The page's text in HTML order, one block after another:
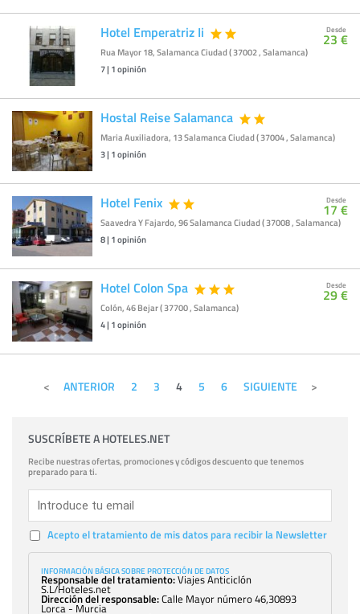
Hotel Emperatriz Ii
Rua Mayor 18, Salamanca Ciudad ( 37002 , Salamanca)
7| 1opinión
Desde
23 €
Hostal Reise Salamanca
Maria Auxiliadora, 13 Salamanca Ciudad ( 37004 , Salamanca)
3| 1opinión
Hotel Fenix
Saavedra Y Fajardo, 96 Salamanca Ciudad ( 37008 , Salamanca)
8| 1opinión
Desde
17 €
Hotel Colon Spa
Colón, 46 Bejar ( 37700 , Salamanca)
4| 1opinión
Desde
29 €
ANTERIOR 2 3 4 5 6 SIGUIENTE
SUSCRÍBETE A HOTELES.NET
Recibe nuestras ofertas, promociones y códigos descuento que tenemos
preparado para ti.
Acepto el tratamiento de mis datos para recibir la Newsletter
INFORMACIÓN BÁSICA SOBRE PROTECCIÓN DE DATOS
Responsable del tratamiento:Viajes Anticiclón
S.L/Hoteles.net
Dirección del responsable:Calle Mayor número 46,30893
Lorca - Murcia